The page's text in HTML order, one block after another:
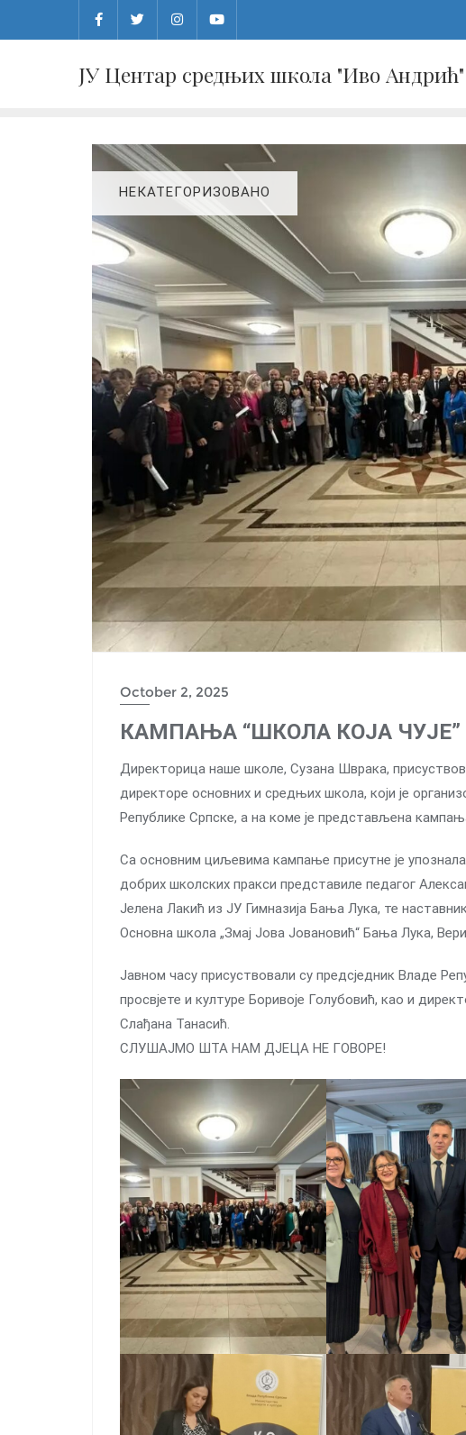
ЈУ Центар средњих школа "Иво
НЕКАТЕГОРИЗОВАНО
October 2, 2025
КАМПАЊА “ШКОЛА КОЈА ЧУЈЕ”
Директорица наше школе, Сузана Шврака,
директоре основних и средњих школа, који је
Републике Српске, а на коме је представљена кампања
Са основним циљевима кампање присутне је
добрих школских пракси представиле педагог
Јелена Лакић из ЈУ Гимназија Бања Лука, те
Основна школа „Змај Јова Јовановић“ Бања Лука,
Јавном часу присуствовали су предсједник Владе
просвјете и културе Боривоје Голубовић, као и
Слађана Танасић.
СЛУШАЈМО ШТА НАМ ДЈЕЦА НЕ ГОВОРЕ!